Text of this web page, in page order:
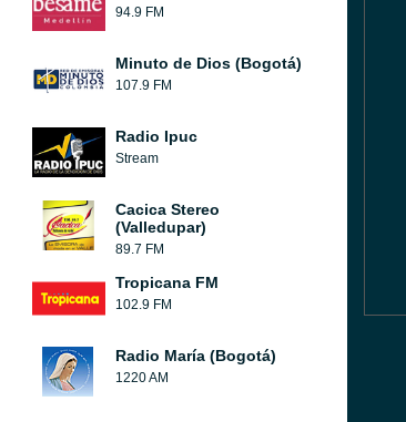
94.9 FM
Minuto de Dios (Bogotá)
107.9 FM
Radio Ipuc
Stream
Cacica Stereo
(Valledupar)
89.7 FM
Tropicana FM
102.9 FM
Radio María (Bogotá)
1220 AM